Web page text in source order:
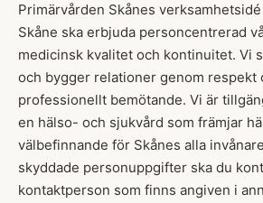
Primärvården Skånes
Skåne ska erbjuda personcentrerad
medicinsk kvalitet och kontinuitet. Vi
och bygger relationer genom respekt
professionellt bemötande. Vi är
en hälso- och sjukvård som främjar
välbefinnande för Skånes alla
skyddade personuppgifter ska du
kontaktperson som finns angiven i